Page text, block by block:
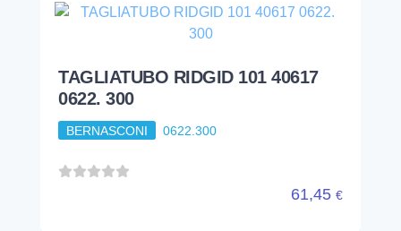
TAGLIATUBO RIDGID 101 40617
0622. 300
BERNASCONI 0622.300
61,45 €